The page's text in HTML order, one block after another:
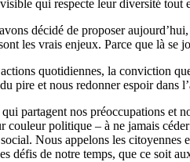
qui respecte leur diversité tout
décidé de proposer
les vrais enjeux. Parce que là se
quotidiennes, la conviction
et nous redonner espoir dans
partagent nos préoccupations
politique – à ne jamais
Nous appelons les
défis de notre temps, que ce soit